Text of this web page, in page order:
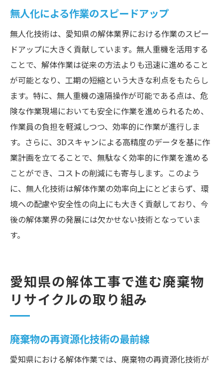
無人化による作業のスピードアップ
無人化技術は、愛知県の解体業界における作業のスピー
ドアップに大きく貢献しています。無人重機を活用する
ことで、解体作業は従来の方法よりも迅速に進めること
が可能となり、工期の短縮という大きな利点をもたらし
ます。特に、無人重機の遠隔操作が可能である点は、危
険な作業現場においても安全に作業を進められるため、
作業員の負担を軽減しつつ、効率的に作業が進行しま
す。さらに、3Dスキャンによる高精度のデータを基に作
業計画を立てることで、無駄なく効率的に作業を進める
ことができ、コストの削減にも寄与します。このよう
に、無人化技術は解体作業の効率向上にとどまらず、環
境への配慮や安全性の向上にも大きく貢献しており、今
後の解体業界の発展には欠かせない技術となっていま
す。
愛知県の解体工事で進む廃棄物
リサイクルの取り組み
廃棄物の再資源化技術の最前線
愛知県における解体作業では、廃棄物の再資源化技術が